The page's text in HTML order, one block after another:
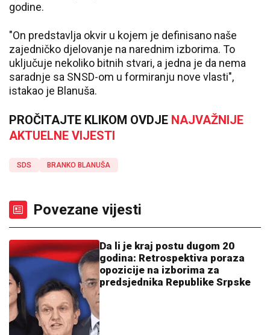
godine.
"On predstavlja okvir u kojem je definisano naše
zajedničko djelovanje na narednim izborima. To
uključuje nekoliko bitnih stvari, a jedna je da nema
saradnje sa SNSD-om u formiranju nove vlasti",
istakao je Blanuša.
PROČITAJTE KLIKOM OVDJE NAJVAŽNIJE
AKTUELNE VIJESTI
SDS BRANKO BLANUŠA
Povezane vijesti
Da li je kraj postu dugom 20
godina: Retrospektiva poraza
opozicije na izborima za
predsjednika Republike Srpske